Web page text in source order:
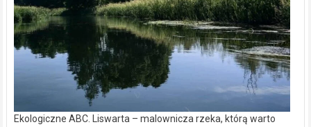
Ekologiczne ABC. Liswarta – malownicza rzeka, którą warto